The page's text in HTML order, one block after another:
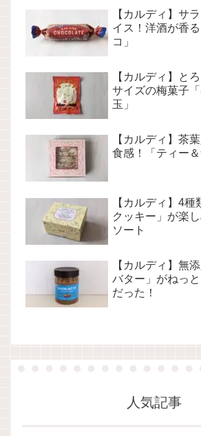
【カルディ】サ
イス！洋酒が香
コ」
【カルディ】と
サイズの梅菓子
玉」
【カルディ】茶
食感！「ティー＆
【カルディ】4
クッキー」が楽
ソート
【カルディ】無
バター」がねっ
だった！
人気記事